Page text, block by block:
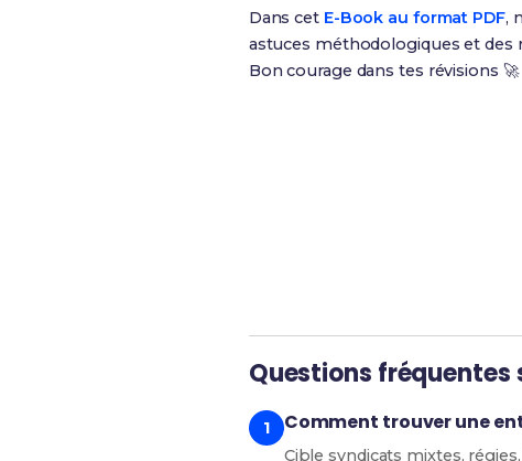
Dans cet E-Book au format PDF,
astuces méthodologiques et des
Bon courage dans tes révisions 🚀
Questions fréquentes
Comment trouver une
Cible syndicats mixtes,